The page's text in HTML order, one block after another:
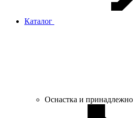
Каталог
Оснастка и